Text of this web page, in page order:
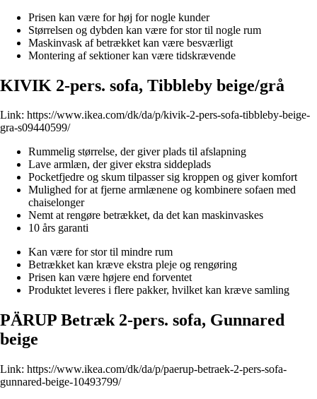
Prisen kan være for høj for nogle kunder
Størrelsen og dybden kan være for stor til nogle rum
Maskinvask af betrækket kan være besværligt
Montering af sektioner kan være tidskrævende
KIVIK 2-pers. sofa, Tibbleby beige/grå
Link: https://www.ikea.com/dk/da/p/kivik-2-pers-sofa-tibbleby-beige-
gra-s09440599/
Rummelig størrelse, der giver plads til afslapning
Lave armlæn, der giver ekstra siddeplads
Pocketfjedre og skum tilpasser sig kroppen og giver komfort
Mulighed for at fjerne armlænene og kombinere sofaen med
chaiselonger
Nemt at rengøre betrækket, da det kan maskinvaskes
10 års garanti
Kan være for stor til mindre rum
Betrækket kan kræve ekstra pleje og rengøring
Prisen kan være højere end forventet
Produktet leveres i flere pakker, hvilket kan kræve samling
PÄRUP Betræk 2-pers. sofa, Gunnared
beige
Link: https://www.ikea.com/dk/da/p/paerup-betraek-2-pers-sofa-
gunnared-beige-10493799/